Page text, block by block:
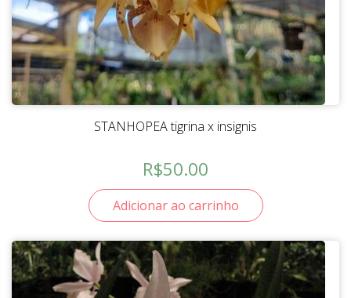
STANHOPEA tigrina x insignis
R$50.00
Adicionar ao carrinho